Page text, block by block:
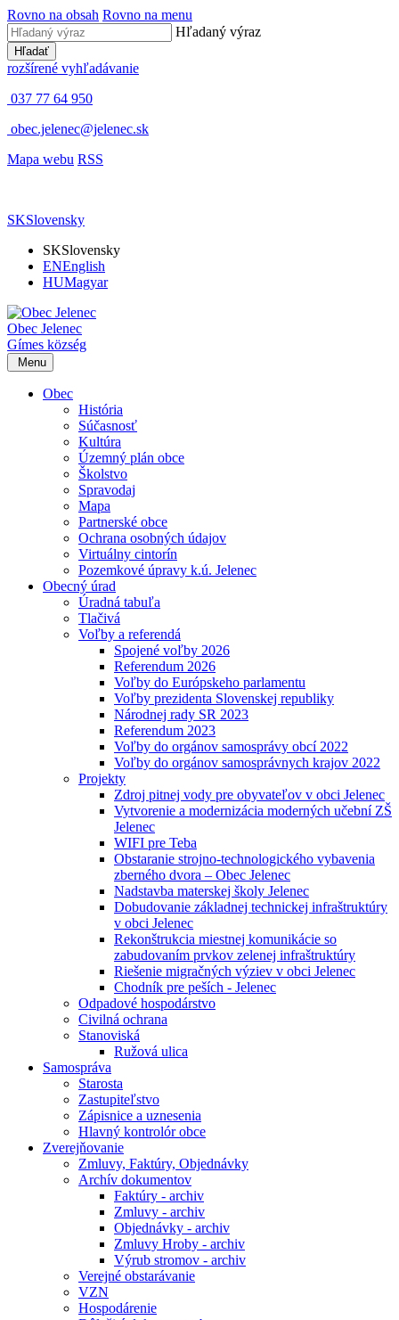
Rovno na obsah Rovno na menu
Hľadaný výraz
Hľadať
rozšírené vyhľadávanie
037 77 64 950
obec.jelenec@jelenec.sk
Mapa webu RSS
SKSlovensky
SKSlovensky
ENEnglish
HUMagyar
Obec Jelenec
Gímes község
Menu
Obec
História
Súčasnosť
Kultúra
Územný plán obce
Školstvo
Spravodaj
Mapa
Partnerské obce
Ochrana osobných údajov
Virtuálny cintorín
Pozemkové úpravy k.ú. Jelenec
Obecný úrad
Úradná tabuľa
Tlačivá
Voľby a referendá
Spojené voľby 2026
Referendum 2026
Voľby do Európskeho parlamentu
Voľby prezidenta Slovenskej republiky
Národnej rady SR 2023
Referendum 2023
Voľby do orgánov samosprávy obcí 2022
Voľby do orgánov samosprávnych krajov 2022
Projekty
Zdroj pitnej vody pre obyvateľov v obci Jelenec
Vytvorenie a modernizácia moderných učební ZŠ
Jelenec
WIFI pre Teba
Obstaranie strojno-technologického vybavenia
zberného dvora – Obec Jelenec
Nadstavba materskej školy Jelenec
Dobudovanie základnej technickej infraštruktúry
v obci Jelenec
Rekonštrukcia miestnej komunikácie so
zabudovaním prvkov zelenej infraštruktúry
Riešenie migračných výziev v obci Jelenec
Chodník pre peších - Jelenec
Odpadové hospodárstvo
Civilná ochrana
Stanoviská
Ružová ulica
Samospráva
Starosta
Zastupiteľstvo
Zápisnice a uznesenia
Hlavný kontrolór obce
Zverejňovanie
Zmluvy, Faktúry, Objednávky
Archív dokumentov
Faktúry - archiv
Zmluvy - archiv
Objednávky - archiv
Zmluvy Hroby - archiv
Výrub stromov - archiv
Verejné obstarávanie
VZN
Hospodárenie